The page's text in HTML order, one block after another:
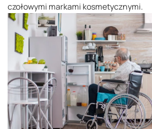
czołowymi markami kosmetycznymi.